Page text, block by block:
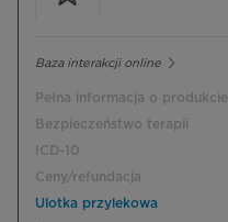
Baza interakcji online
Pełna informacja o produkcie
Bezpieczeństwo terapii
ICD-10
Ceny/refundacja
Ulotka przylekowa